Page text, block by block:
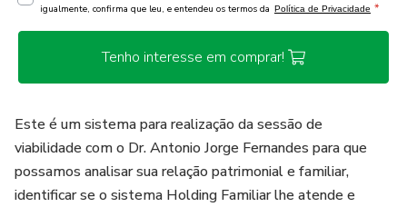
igualmente, confirma que leu, e entendeu os termos da Política de Privacidade *
Tenho interesse em comprar!
Este é um sistema para realização da sessão de
viabilidade com o Dr. Antonio Jorge Fernandes para que
possamos analisar sua relação patrimonial e familiar,
identificar se o sistema Holding Familiar lhe atende e